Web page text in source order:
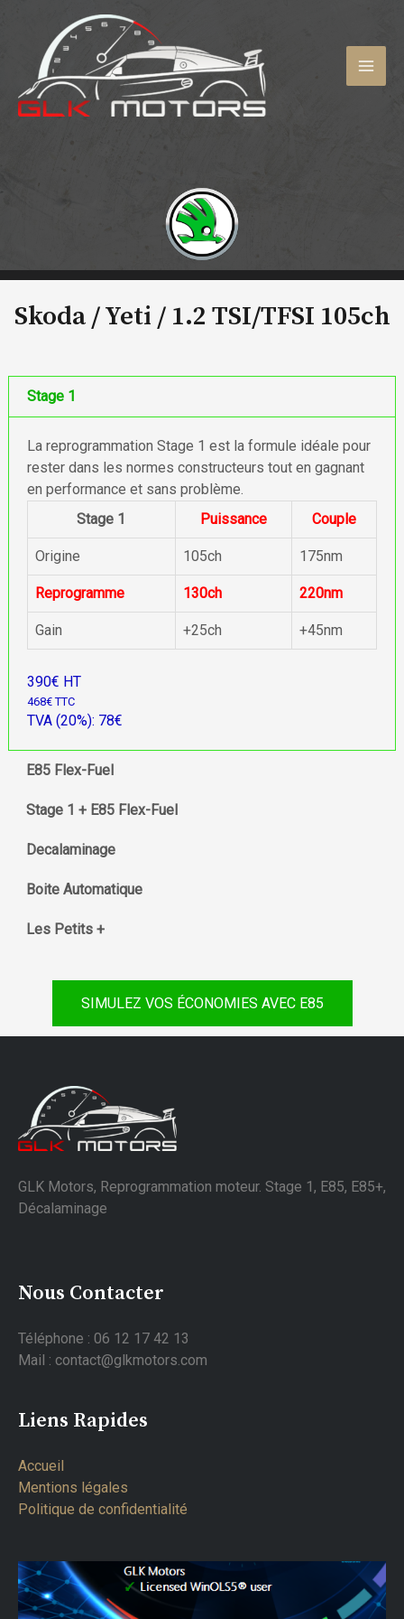
contenu
Skoda / Yeti / 1.2 TSI/TFSI 105ch
Stage 1
La reprogrammation Stage 1 est la formule idéale pour
rester dans les normes constructeurs tout en gagnant
en performance et sans problème.
Stage 1
Puissance Couple
Origine 105ch 175nm
Reprogramme 130ch 220nm
Gain +25ch +45nm
390€ HT
468€ TTC
TVA (20%): 78€
E85 Flex-Fuel
Stage 1 + E85 Flex-Fuel
Decalaminage
Boite Automatique
Les Petits +
SIMULEZ VOS ÉCONOMIES AVEC E85
GLK Motors, Reprogrammation moteur. Stage 1, E85, E85+,
Décalaminage
Nous Contacter
Téléphone : 06 12 17 42 13
Mail : contact@glkmotors.com
Liens Rapides
Accueil
Mentions légales
Politique de confidentialité